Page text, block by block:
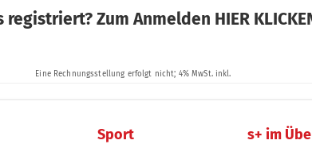
Sport s+ im